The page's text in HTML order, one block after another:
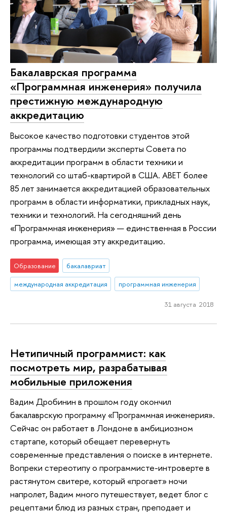
Бакалаврская программа
«Программная инженерия» получила
престижную международную
аккредитацию
Высокое качество подготовки студентов этой
программы подтвердили эксперты Совета по
аккредитации программ в области техники и
технологий со штаб-квартирой в США. ABET более
85 лет занимается аккредитацией образовательных
программ в области информатики, прикладных наук,
техники и технологий. На сегодняшний день
«Программная инженерия» — единственная в России
программа, имеющая эту аккредитацию.
Образование
бакалавриат
международная аккредитация
программная инженерия
31 августа 2018
Нетипичный программист: как
посмотреть мир, разрабатывая
мобильные приложения
Вадим Дробинин в прошлом году окончил
бакалаврскую программу «Программная инженерия».
Сейчас он работает в Лондоне в амбициозном
стартапе, который обещает перевернуть
современные представления о поиске в интернете.
Вопреки стереотипу о программисте-интроверте в
растянутом свитере, который «прогает» ночи
напролет, Вадим много путешествует, ведет блог с
рецептами блюд из разных стран, преподает и